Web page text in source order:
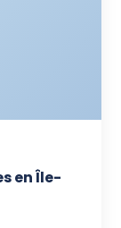
en Île-